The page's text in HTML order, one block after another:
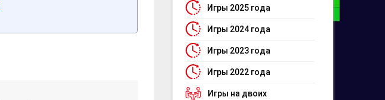
Игры 2025 года
Игры 2024 года
Игры 2023 года
Игры 2022 года
Игры на двоих